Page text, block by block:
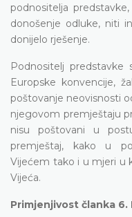
podnositelja
donošenje odluke, niti
donijelo rješenje.
Podnositelj predstavke
Europske konvencije,
poštovanje neovisnosti
njegovom premještaju
nisu poštovani u
premještaj, kako u
Vijećem tako i u mjeri u
Vijeća.
Primjenjivost članka